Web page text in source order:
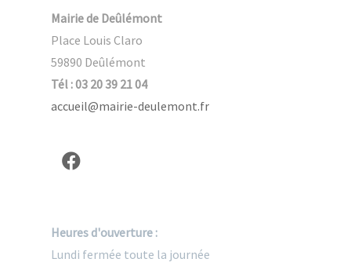
Mairie de Deûlémont
Place Louis Claro
59890 Deûlémont
Tél : 03 20 39 21 04
accueil@mairie-deulemont.fr
Heures d'ouverture :
Lundi fermée toute la journée